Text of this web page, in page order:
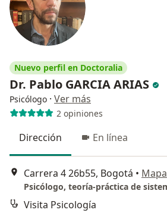
Nuevo perfil en Doctoralia
Dr. Pablo GARCIA ARIAS
Psicólogo · Ver más
2 opiniones
Dirección En línea
Carrera 4 26b55, Bogotá • Mapa
Visita Psicología